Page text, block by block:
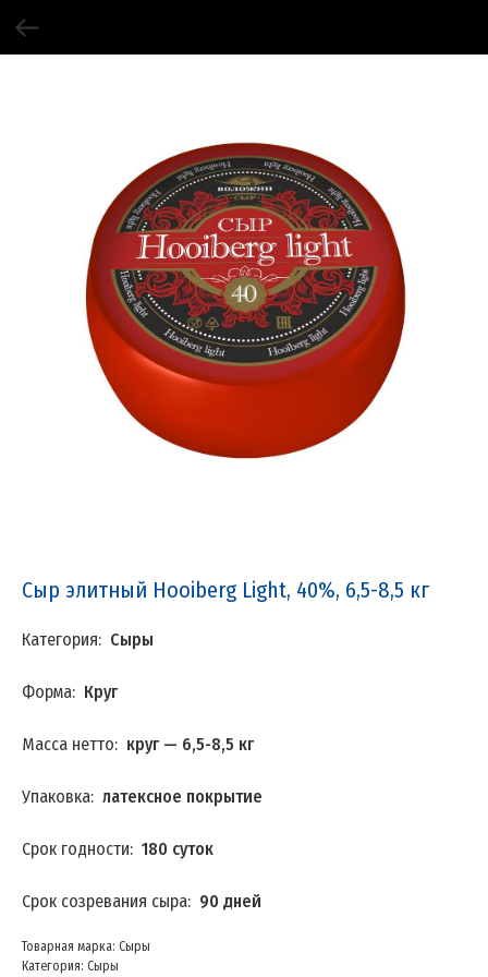
Сыр элитный Hooiberg Light, 40%, 6,5-8,5 кг
Категория: Сыры
Форма: Круг
Масса нетто: круг — 6,5-8,5 кг
Упаковка: латексное покрытие
Срок годности: 180 суток
Срок созревания сыра: 90 дней
Товарная марка: Сыры
Категория: Сыры